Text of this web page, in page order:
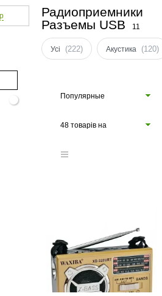
Радиоприемники
Разъемы USB
11
Усі (222) Акустика (120)
Популярные
48 товарів на